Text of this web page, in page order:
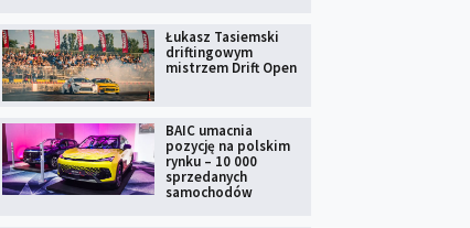
Łukasz Tasiemski
driftingowym
mistrzem Drift Open
BAIC umacnia
pozycję na polskim
rynku – 10 000
sprzedanych
samochodów